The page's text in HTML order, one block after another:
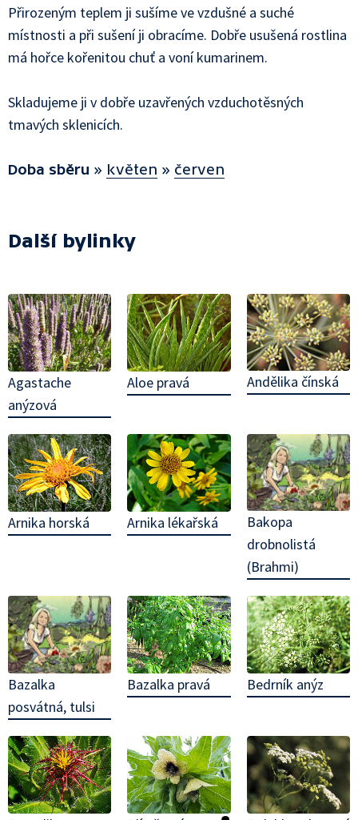
Přirozeným teplem ji sušíme ve vzdušné a suché
místnosti a při sušení ji obracíme. Dobře usušená rostlina
má hořce kořenitou chuť a voní kumarinem.
Skladujeme ji v dobře uzavřených vzduchotěsných
tmavých sklenicích.
Doba sběru » květen » červen
Další bylinky
Agastache
anýzová
Aloe pravá Andělika čínská
Arnika horská Arnika lékařská
Bakopa
drobnolistá
(Brahmi)
Bazalka
posvátná, tulsi
Bazalka pravá Bedrník anýz